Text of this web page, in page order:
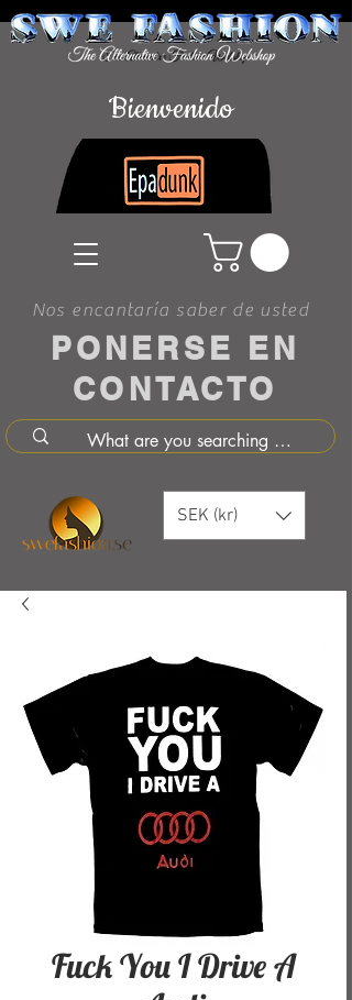
PONERSE EN
CONTACTO
Nos encantaría saber de usted
Bienvenido
SEK (kr)
Fuck You I Drive A